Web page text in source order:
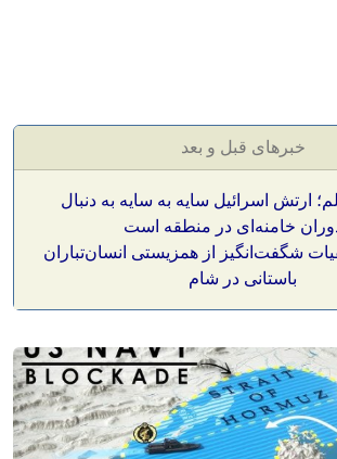
خبرهای قبل و بعد
ارتش اسرائیل سایه به سایه به دنبال
خامنه‌ای در منطقه است
شگفت‌انگیز از همزیستی انسان‌تباران
باستانی در شام